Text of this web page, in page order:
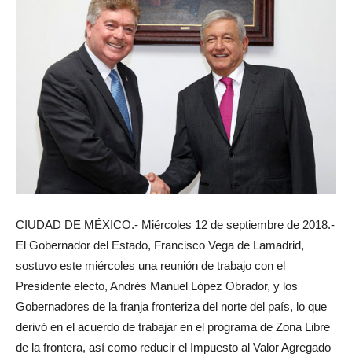
CIUDAD DE MÉXICO.- Miércoles 12 de septiembre de 2018.-
El Gobernador del Estado, Francisco Vega de Lamadrid,
sostuvo este miércoles una reunión de trabajo con el
Presidente electo, Andrés Manuel López Obrador, y los
Gobernadores de la franja fronteriza del norte del país, lo que
derivó en el acuerdo de trabajar en el programa de Zona Libre
de la frontera, así como reducir el Impuesto al Valor Agregado